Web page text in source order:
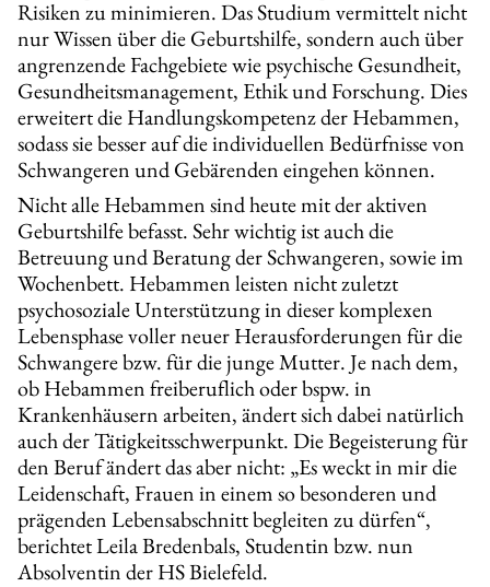
Risiken zu minimieren. Das Studium vermittelt nicht
nur Wissen über die Geburtshilfe, sondern auch über
angrenzende Fachgebiete wie psychische Gesundheit,
Gesundheitsmanagement, Ethik und Forschung. Dies
erweitert die Handlungskompetenz der Hebammen,
sodass sie besser auf die individuellen Bedürfnisse von
Schwangeren und Gebärenden eingehen können.
Nicht alle Hebammen sind heute mit der aktiven
Geburtshilfe befasst. Sehr wichtig ist auch die
Betreuung und Beratung der Schwangeren, sowie im
Wochenbett. Hebammen leisten nicht zuletzt
psychosoziale Unterstützung in dieser komplexen
Lebensphase voller neuer Herausforderungen für die
Schwangere bzw. für die junge Mutter. Je nach dem,
ob Hebammen freiberuflich oder bspw. in
Krankenhäusern arbeiten, ändert sich dabei natürlich
auch der Tätigkeitsschwerpunkt. Die Begeisterung für
den Beruf ändert das aber nicht: „Es weckt in mir die
Leidenschaft, Frauen in einem so besonderen und
prägenden Lebensabschnitt begleiten zu dürfen“,
berichtet Leila Bredenbals, Studentin bzw. nun
Absolventin der HS Bielefeld.